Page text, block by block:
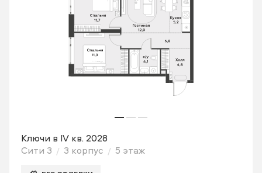
Ключи в IV кв. 2028
Сити 3
3 корпус 5 этаж